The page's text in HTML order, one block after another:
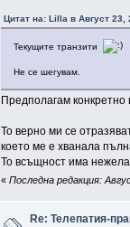
Цитат на: Lilla в Август 23,
Текущите транзити
Не се шегувам.
Предполагам
То верно ми се
което ме е хванала
То всъщност има
« Последна редакция:
Re: Телепатия-